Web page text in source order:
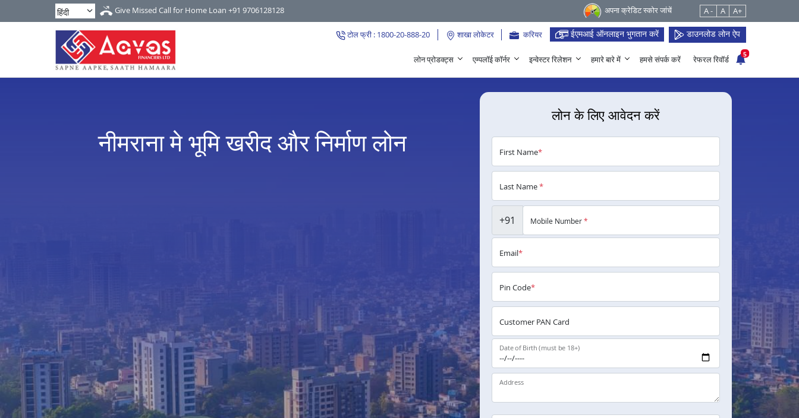
Give Missed Call for Home Loan +91 9706128128 अपना क्रेडिट स्कोर जांचें A - A A+
टोल फ्री : 1800-20-888-20 शाखा लोकेटर करियर ईएमआई ऑनलाइन भुगतान करें डाउनलोड लोन ऐप
लोन प्रोडक्ट्स एम्पलॉई कॉर्नर इन्वेस्टर रिलेशन हमारे बारे में हमसे संपर्क करें रेफरल रिवॉर्ड
5
नीमराना मे भूमि खरीद और निर्माण लोन
लोन के लिए आवेदन करें
First Name*
Last Name*
+91 Mobile Number*
Email*
Pin Code*
Customer PAN Card
Date of Birth (must be 18+)
Address